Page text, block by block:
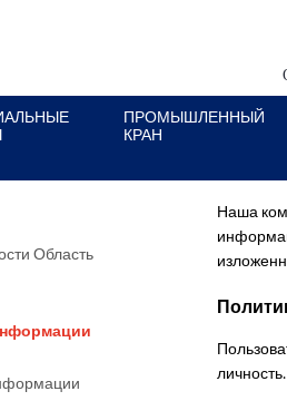
ПРОМЫШЛЕННЫЙ
КРАН
Область
Наша
личность.